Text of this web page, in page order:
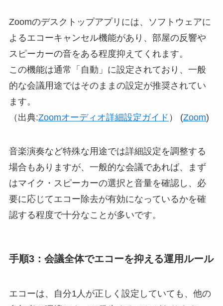
Zoomのデスクトップアプリには、ソフトウェアに
よるエコーキャンセル機能があり、部屋の反響や
スピーカーの音をある程度抑えてくれます。
この機能は通常「自動」に設定されており、一般
的な会議用途ではそのままの設定が推奨されてい
ます。
（出典:Zoomオーディオ詳細設定ガイド ） (Zoom)
音楽演奏など特殊な用途では詳細設定を調整する
場合もありますが、一般的な会議であれば、まず
はマイク・スピーカーの選択と音量を確認し、必
要に応じてエコー除去が有効になっているかを確
認する程度で十分なことが多いです。
手順3：会議全体でエコーを抑える運用ルール
エコーは、自分1人が正しく設定していても、他の